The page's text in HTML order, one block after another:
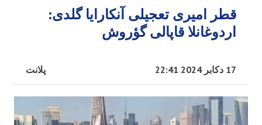
قطر امیری تعجیلی آنکارایا گلدی:
اردوغانلا قاپالی گؤروش
پلانت 17 دکابر 2024 22:41